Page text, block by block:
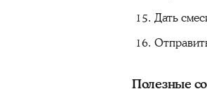
Дать
Полезные